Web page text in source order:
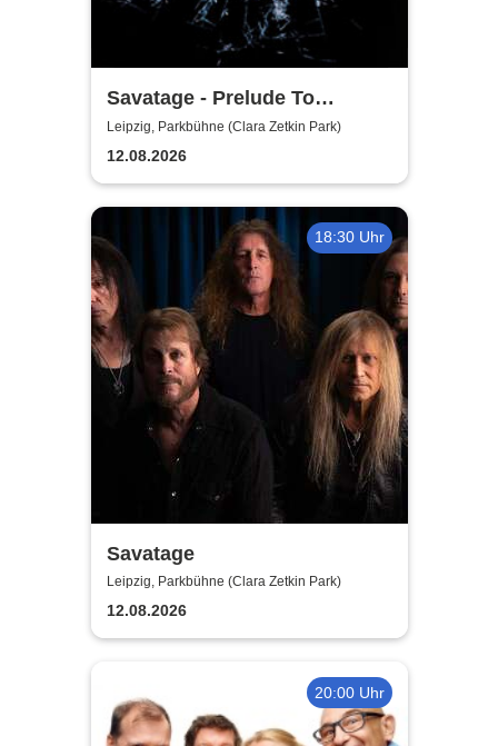
Savatage - Prelude To
Madness - Summer Tour 2026
Leipzig, Parkbühne (Clara Zetkin Park)
12.08.2026
18:30 Uhr
Savatage
Leipzig, Parkbühne (Clara Zetkin Park)
12.08.2026
20:00 Uhr